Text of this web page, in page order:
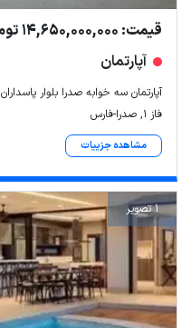
قیمت: 14,650,000,000 تومان
آپارتمان
آپارتمان سه خوابه صدرا بلوار پاسداران
فاز ۱, صدرا-فارس
مشاهده جزییات
1 تصویر